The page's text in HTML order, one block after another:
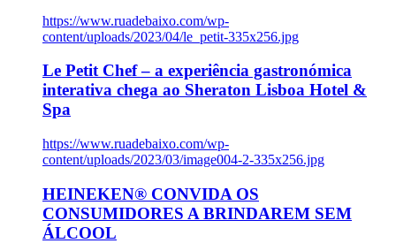
https://www.ruadebaixo.com/wp-
content/uploads/2023/04/le_petit-335x256.jpg
Le Petit Chef – a experiência gastronómica
interativa chega ao Sheraton Lisboa Hotel &
Spa
https://www.ruadebaixo.com/wp-
content/uploads/2023/03/image004-2-335x256.jpg
HEINEKEN® CONVIDA OS
CONSUMIDORES A BRINDAREM SEM
ÁLCOOL